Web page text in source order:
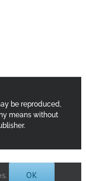
be reproduced,
means without
OK